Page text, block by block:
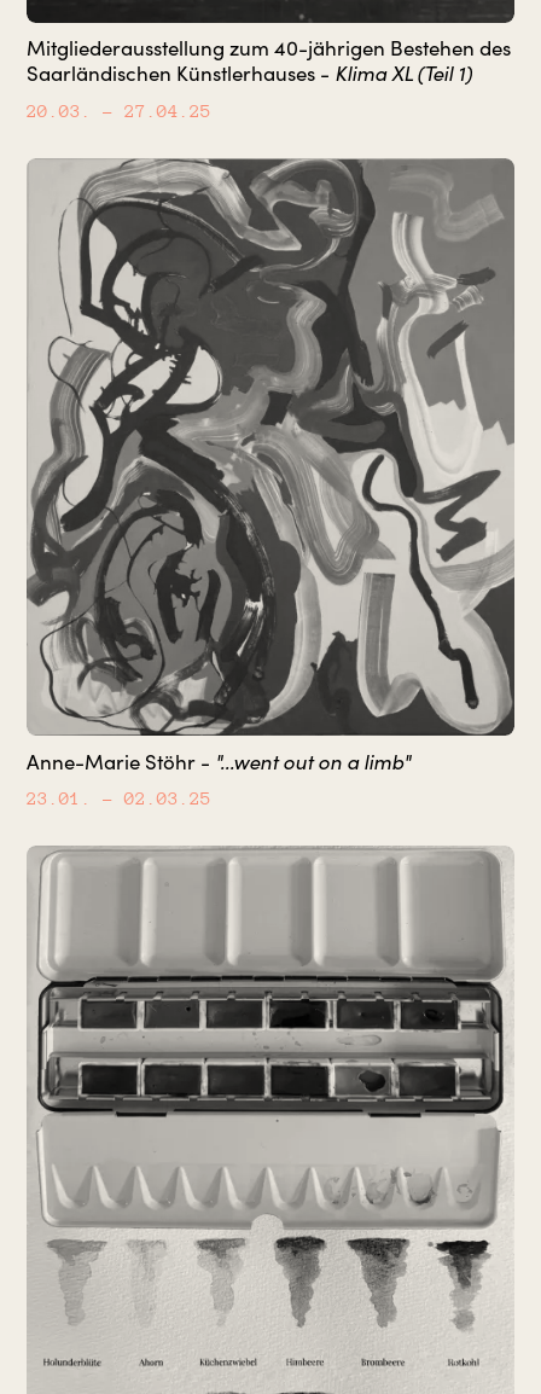
Mitgliederausstellung zum 40-jährigen Bestehen des
Saarländischen Künstlerhauses - Klima XL (Teil 1)
20.03. – 27.04.25
Anne-Marie Stöhr - "...went out on a limb"
23.01. – 02.03.25